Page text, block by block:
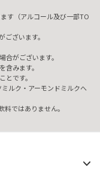
す（アルコール及び一部TO
ざいます。
がございます。
みます。
とです。
ルク・アーモンドミルクへ
ではありません。